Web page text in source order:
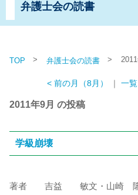
弁護士会の読書
TOP > 弁護士会の読書 >
< 前の月（8月） ｜ 一覧
2011年9月 の投稿
学級崩壊
著者 吉益 敏文・山